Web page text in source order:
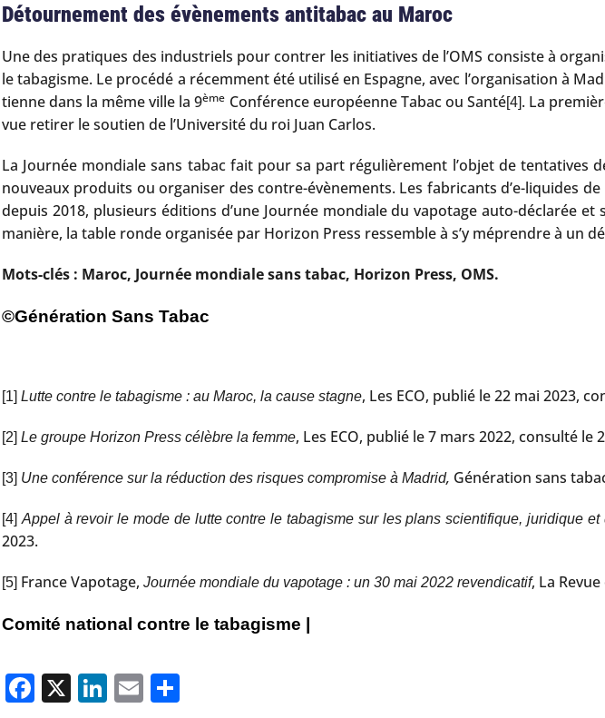
Détournement des évènements antitabac au Maroc
Une des pratiques des industriels pour contrer les initiatives de l’OMS consiste à
le tabagisme. Le procédé a récemment été utilisé en Espagne, avec l’organisation à
tienne dans la même ville la 9ème Conférence européenne Tabac ou Santé[4]. La
vue retirer le soutien de l’Université du roi Juan Carlos.
La Journée mondiale sans tabac fait pour sa part régulièrement l’objet de
nouveaux produits ou organiser des contre-évènements. Les fabricants d’e-liquides
depuis 2018, plusieurs éditions d’une Journée mondiale du vapotage auto-déclarée
manière, la table ronde organisée par Horizon Press ressemble à s’y méprendre à un
Mots-clés : Maroc, Journée mondiale sans tabac, Horizon Press, OMS.
©Génération Sans Tabac
[1] Lutte contre le tabagisme : au Maroc, la cause stagne, Les ECO, publié le 22 mai 2023,
[2] Le groupe Horizon Press célèbre la femme, Les ECO, publié le 7 mars 2022, consulté le
[3] Une conférence sur la réduction des risques compromise à Madrid, Génération sans
[4] Appel à revoir le mode de lutte contre le tabagisme sur les plans scientifique, juridique
2023.
[5] France Vapotage, Journée mondiale du vapotage : un 30 mai 2022 revendicatif, La
Comité national contre le tabagisme |
Facebook
X LinkedIn
Email